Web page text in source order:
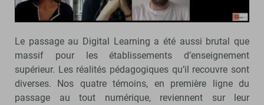
Le passage au Digital Learning a été aussi brutal que
massif pour les établissements d’enseignement
supérieur. Les réalités pédagogiques qu’il recouvre sont
diverses. Nos quatre témoins, en première ligne du
passage au tout numérique, reviennent sur leur